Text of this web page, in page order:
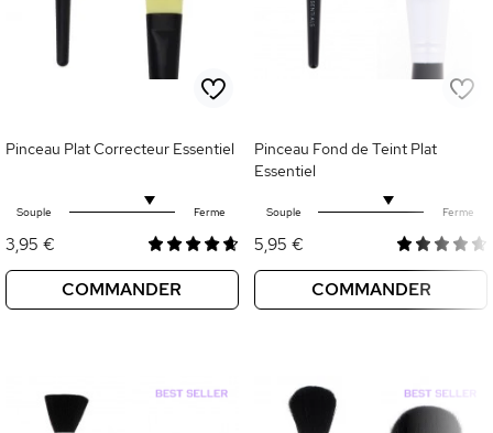
Pinceau Plat Correcteur Essentiel
Souple Ferme
3,95 €
COMMANDER
Pinceau Fond de Teint Plat
Essentiel
Souple Ferme
5,95 €
COMMANDER